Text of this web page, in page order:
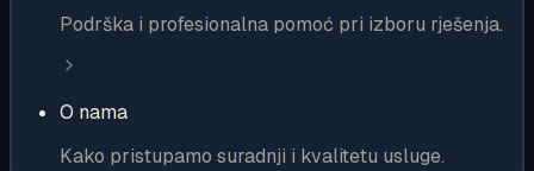
Podrška i profesionalna pomoć pri izboru rješenja.
O nama
Kako pristupamo suradnji i kvalitetu usluge.